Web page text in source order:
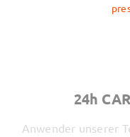
24h
Anwender unserer